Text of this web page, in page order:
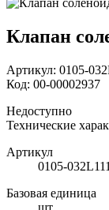
Клапан
Артикул: 0105-
Код: 00-00002937
Недоступно
Технические
Артикул
0105-
Базовая единица
шт